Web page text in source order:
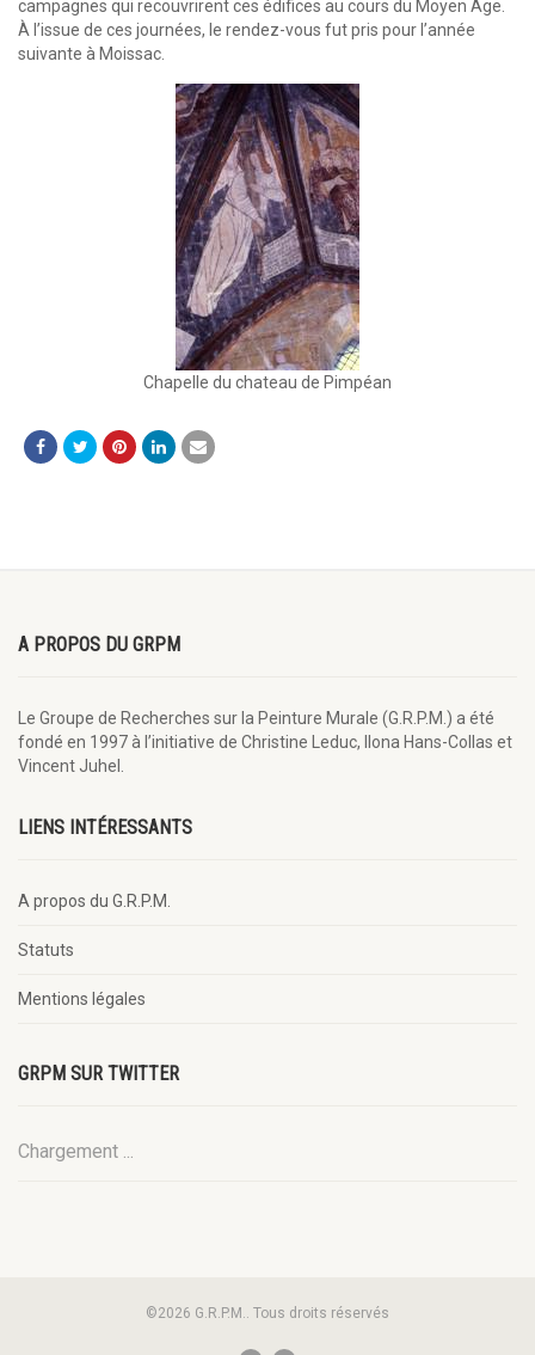
campagnes qui recouvrirent ces édifices au cours du Moyen Âge.
À l’issue de ces journées, le rendez-vous fut pris pour l’année
suivante à Moissac.
Chapelle du chateau de Pimpéan
A PROPOS DU GRPM
Le Groupe de Recherches sur la Peinture Murale (G.R.P.M.) a été
fondé en 1997 à l’initiative de Christine Leduc, Ilona Hans-Collas et
Vincent Juhel.
LIENS INTÉRESSANTS
A propos du G.R.P.M.
Statuts
Mentions légales
GRPM SUR TWITTER
Chargement ...
©2026 G.R.P.M.. Tous droits réservés